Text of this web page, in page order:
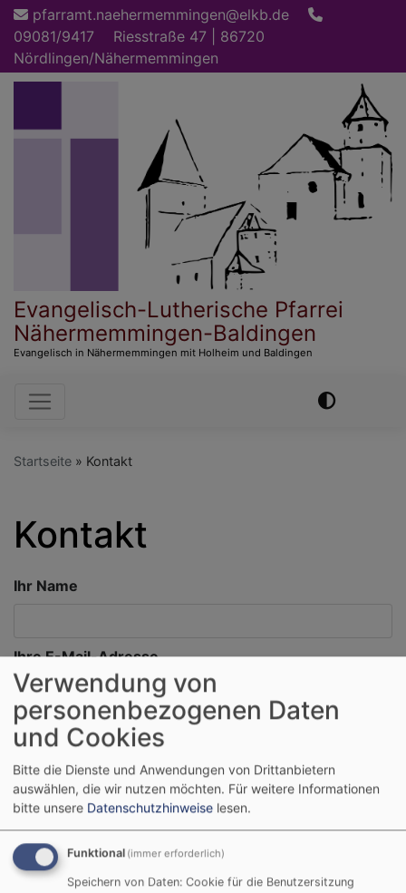
Direkt
zum
Inhalt
pfarramt.naehermemmingen@elkb.de
09081/9417
Riesstraße 47 | 86720
Nördlingen/Nähermemmingen
Evangelisch-Lutherische Pfarrei
Nähermemmingen-Baldingen
Evangelisch in Nähermemmingen mit Holheim und Baldingen
Hauptnavigation
Startseite Kontakt
Kontakt
Ihr Name
Ihre E-Mail-Adresse
Betreff
Nachricht
Verwendung von
personenbezogenen Daten
und Cookies
Bitte die Dienste und Anwendungen von Drittanbietern
auswählen, die wir nutzen möchten. Für weitere Informationen
bitte unsere Datenschutzhinweise lesen.
Funktional (immer erforderlich)
Speichern von Daten: Cookie für die Benutzersitzung